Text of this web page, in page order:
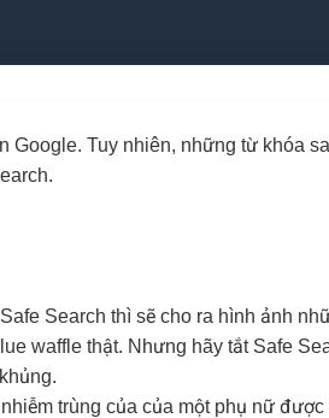
Google. Tuy nhiên, những từ khóa
Search thì sẽ cho ra hình ảnh
waffle thật. Nhưng hãy tắt Safe
trùng của của một phụ nữ được